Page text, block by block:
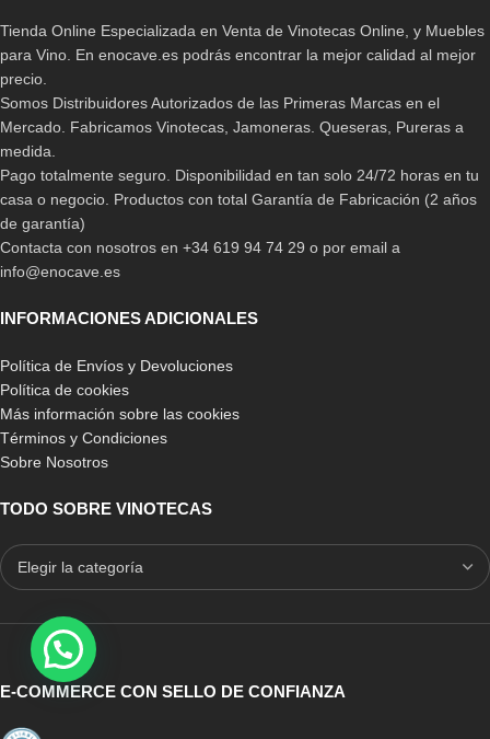
Tienda Online Especializada en Venta de Vinotecas Online, y Muebles
para Vino. En enocave.es podrás encontrar la mejor calidad al mejor
precio.
Somos Distribuidores Autorizados de las Primeras Marcas en el
Mercado. Fabricamos Vinotecas, Jamoneras. Queseras, Pureras a
medida.
Pago totalmente seguro. Disponibilidad en tan solo 24/72 horas en tu
casa o negocio. Productos con total Garantía de Fabricación (2 años
de garantía)
Contacta con nosotros en +34 619 94 74 29 o por email a
info@enocave.es
INFORMACIONES ADICIONALES
Política de Envíos y Devoluciones
Política de cookies
Más información sobre las cookies
Términos y Condiciones
Sobre Nosotros
TODO SOBRE VINOTECAS
E-COMMERCE CON SELLO DE CONFIANZA